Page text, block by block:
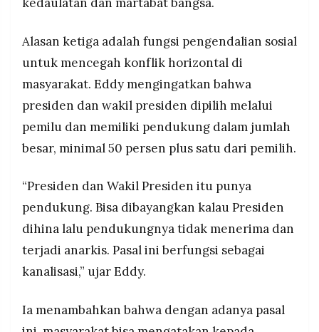
Alasan ketiga adalah fungsi pengendalian sosial
untuk mencegah konflik horizontal di
masyarakat. Eddy mengingatkan bahwa
presiden dan wakil presiden dipilih melalui
pemilu dan memiliki pendukung dalam jumlah
besar, minimal 50 persen plus satu dari pemilih.
“Presiden dan Wakil Presiden itu punya
pendukung. Bisa dibayangkan kalau Presiden
dihina lalu pendukungnya tidak menerima dan
terjadi anarkis. Pasal ini berfungsi sebagai
kanalisasi,” ujar Eddy.
Ia menambahkan bahwa dengan adanya pasal